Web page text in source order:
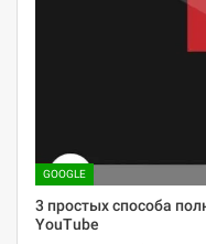
GOOGLE
3 простых способа
YouTube